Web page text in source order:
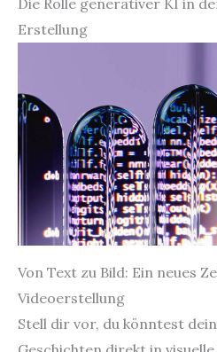
Erstellung
Von Text zu Bild: Ein neues
Videoerstellung
Stell dir vor, du könntest